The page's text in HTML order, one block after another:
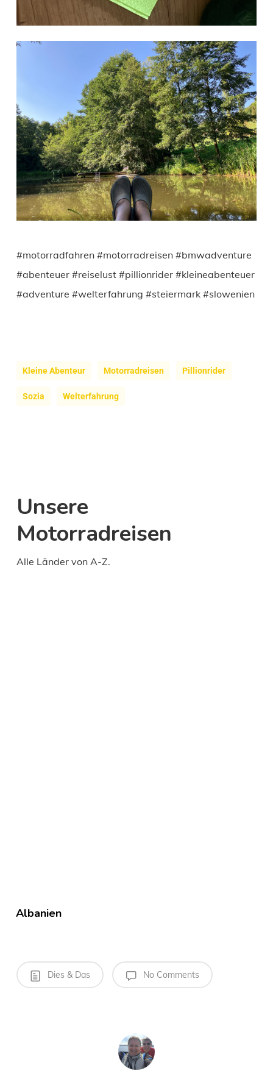
#motorradfahren #motorradreisen #bmwadventure
#abenteuer #reiselust #pillionrider #kleineabenteuer
#adventure #welterfahrung #steiermark #slowenien
Kleine Abenteur Motorradreisen Pillionrider
Sozia Welterfahrung
Unsere
Motorradreisen
Alle Länder von A-Z.
Albanien
Dies & Das No Comments